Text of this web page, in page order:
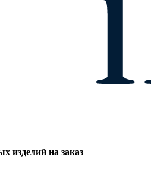
изделий на заказ